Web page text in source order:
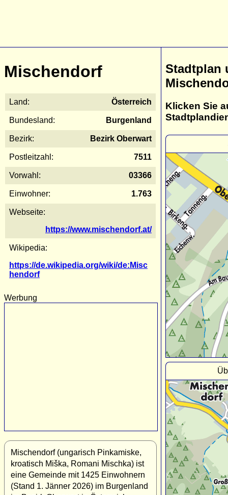
Mischendorf
Land: Österreich
Bundesland: Burgenland
Bezirk: Bezirk Oberwart
Postleitzahl: 7511
Vorwahl: 03366
Einwohner: 1.763
Webseite:
https://www.mischendorf.at/
Wikipedia:
https://de.wikipedia.org/wiki/de:Misc
hendorf
Werbung
Mischendorf (ungarisch Pinkamiske,
kroatisch Miška, Romani Mischka) ist
eine Gemeinde mit 1425 Einwohnern
(Stand 1. Jänner 2026) im Burgenland
Stadtplan
Klicken Sie